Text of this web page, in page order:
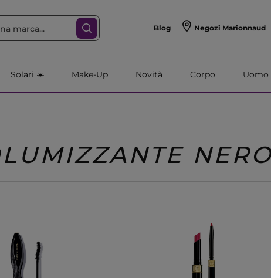
Blog Negozi Marionnaud
Solari ☀️ Make-Up Novità Corpo Uomo